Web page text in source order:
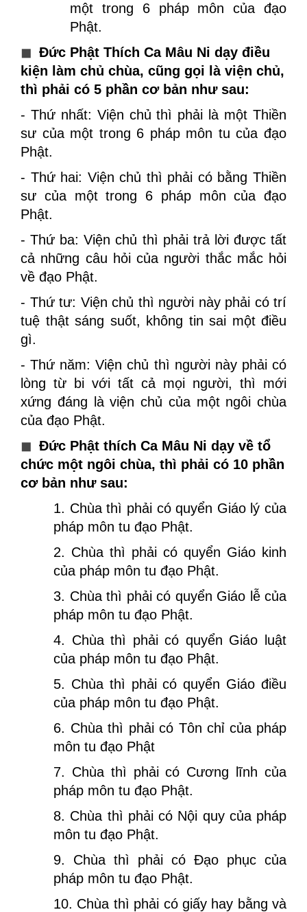
một trong 6 pháp môn của đạo
Phật.
◼ Đức Phật Thích Ca Mâu Ni dạy điều
kiện làm chủ chùa, cũng gọi là viện chủ,
thì phải có 5 phần cơ bản như sau:
- Thứ nhất: Viện chủ thì phải là một Thiền
sư của một trong 6 pháp môn tu của đạo
Phật.
- Thứ hai: Viện chủ thì phải có bằng Thiền
sư của một trong 6 pháp môn của đạo
Phật.
- Thứ ba: Viện chủ thì phải trả lời được tất
cả những câu hỏi của người thắc mắc hỏi
về đạo Phật.
- Thứ tư: Viện chủ thì người này phải có trí
tuệ thật sáng suốt, không tin sai một điều
gì.
- Thứ năm: Viện chủ thì người này phải có
lòng từ bi với tất cả mọi người, thì mới
xứng đáng là viện chủ của một ngôi chùa
của đạo Phật.
◼ Đức Phật thích Ca Mâu Ni dạy về tổ
chức một ngôi chùa, thì phải có 10 phần
cơ bản như sau:
1. Chùa thì phải có quyển Giáo lý của
pháp môn tu đạo Phật.
2. Chùa thì phải có quyển Giáo kinh
của pháp môn tu đạo Phật.
3. Chùa thì phải có quyển Giáo lễ của
pháp môn tu đạo Phật.
4. Chùa thì phải có quyển Giáo luật
của pháp môn tu đạo Phật.
5. Chùa thì phải có quyển Giáo điều
của pháp môn tu đạo Phật.
6. Chùa thì phải có Tôn chỉ của pháp
môn tu đạo Phật
7. Chùa thì phải có Cương lĩnh của
pháp môn tu đạo Phật.
8. Chùa thì phải có Nội quy của pháp
môn tu đạo Phật.
9. Chùa thì phải có Đạo phục của
pháp môn tu đạo Phật.
10. Chùa thì phải có giấy hay bằng và